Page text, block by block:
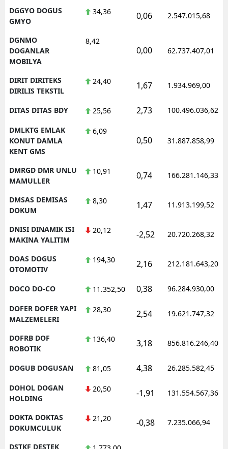
DGGYO DOGUS
GMYO
34,36 0,06 2.547.015,68
DGNMO
DOGANLAR
MOBILYA
8,42
0,00 62.737.407,01
DIRIT DIRITEKS
DIRILIS TEKSTIL
24,40 1,67 1.934.969,00
DITAS DITAS BDY 25,56 2,73 100.496.036,62
DMLKTG EMLAK
KONUT DAMLA
KENT GMS
6,09
0,50 31.887.858,99
DMRGD DMR UNLU
MAMULLER
10,91 0,74 166.281.146,33
DMSAS DEMISAS
DOKUM
8,30 1,47 11.913.199,52
DNISI DINAMIK ISI
MAKINA YALITIM
20,12 -2,52 20.720.268,32
DOAS DOGUS
OTOMOTIV
194,30 2,16 212.181.643,20
DOCO DO-CO 11.352,50 0,38 96.284.930,00
DOFER DOFER YAPI
MALZEMELERI
28,30 2,54 19.621.747,32
DOFRB DOF
ROBOTIK
136,40 3,18 856.816.246,40
DOGUB DOGUSAN 81,05 4,38 26.285.582,45
DOHOL DOGAN
HOLDING
20,50 -1,91 131.554.567,36
DOKTA DOKTAS
DOKUMCULUK
21,20 -0,38 7.235.066,94
DSTKF DESTEK